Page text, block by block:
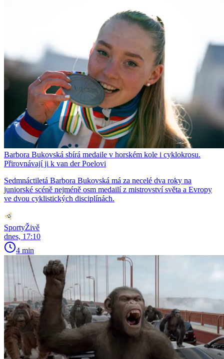
Barbora Bukovská sbírá medaile v horském kole i cyklokrosu.
Přirovnávají ji k van der Poelovi
Sedmnáctiletá Barbora Bukovská má za necelé dva roky na
juniorské scéně nejméně osm medailí z mistrovství světa a Evropy
ve dvou cyklistických disciplínách.
SportyŽivě
dnes, 17:10
4 min